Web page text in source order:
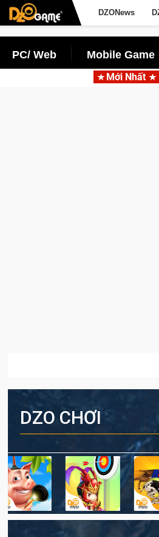
DZONews
PC/ Web Mobile Game
Mới Nhất
Norse Saga: Cửu Giới Thức Tỉnh, Săn
DZO CHƠI